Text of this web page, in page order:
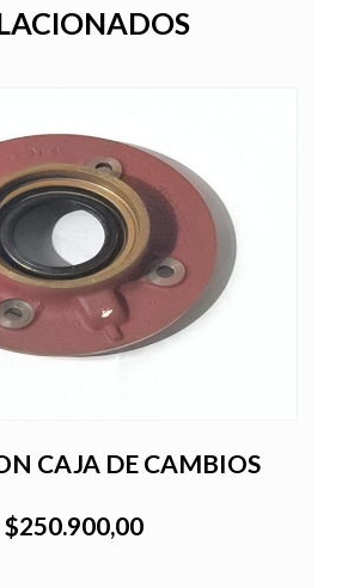
CAJA DE CAMBIOS
$250.900,00